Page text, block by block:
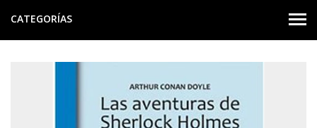
CATEGORÍAS